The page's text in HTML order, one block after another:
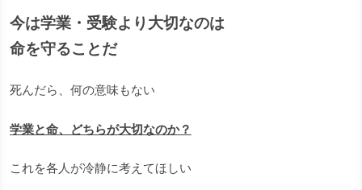
今は学業・受験より大切なのは
命を守ることだ
死んだら、何の意味もない
学業と命、どちらが大切なのか？
これを各人が冷静に考えてほしい